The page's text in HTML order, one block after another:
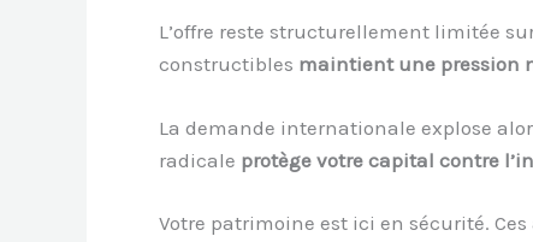
L’offre reste structurellement limitée
constructibles maintient une pression
La demande internationale explose
radicale protège votre capital contre
Votre patrimoine est ici en sécurité.